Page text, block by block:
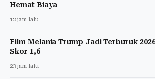
Hemat Biaya
12 jam lalu
Film Melania Trump Jadi Terburuk
Skor 1,6
23 jam lalu